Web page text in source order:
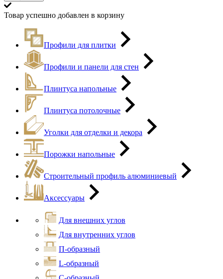
Товар успешно добавлен в корзину
Профили для плитки
Профили и панели для стен
Плинтуса напольные
Плинтуса потолочные
Уголки для отделки и декора
Порожки напольные
Строительный профиль алюминиевый
Аксессуары
Для внешних углов
Для внутренних углов
П-образный
L-образный